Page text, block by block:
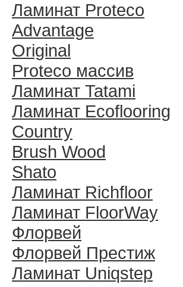
Ламинат Proteco
Advantage
Original
Proteco массив
Ламинат Tatami
Ламинат Ecoflooring
Country
Brush Wood
Shato
Ламинат Richfloor
Ламинат FloorWay
Флорвей
Флорвей Престиж
Ламинат Uniqstep